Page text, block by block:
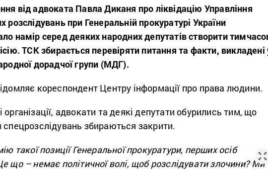
від адвоката Павла Диканя про ліквідацію Управління
розслідувань при Генеральній прокуратурі України
намір серед деяких народних депутатів створити
ТСК збирається перевіряти питання та факти, викладені
дорадчої групи (МДГ).
кореспондент Центру інформації про права людини.
організації, адвокати та деякі депутати обурились тим, що
спецрозслідувань збираються закрити.
такої позиції Генеральної прокуратури, перших осіб
що – немає політичної волі, щоб розслідувати злочини? Ми